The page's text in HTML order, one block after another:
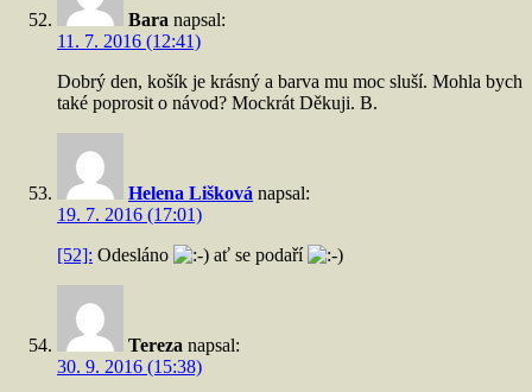
Bara napsal:
11. 7. 2016 (12:41)
Dobrý den, košík je krásný a barva mu moc sluší. Mohla bych
také poprosit o návod? Mockrát Děkuji. B.
Helena Lišková napsal:
19. 7. 2016 (17:01)
[52]: Odesláno ať se podaří
Tereza napsal:
30. 9. 2016 (15:38)